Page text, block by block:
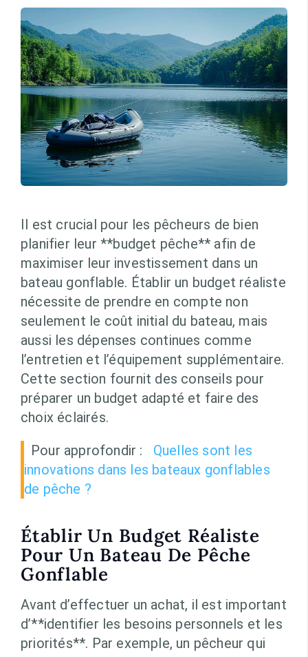
Il est crucial pour les pêcheurs de bien
planifier leur **budget pêche** afin de
maximiser leur investissement dans un
bateau gonflable. Établir un budget réaliste
nécessite de prendre en compte non
seulement le coût initial du bateau, mais
aussi les dépenses continues comme
l’entretien et l’équipement supplémentaire.
Cette section fournit des conseils pour
préparer un budget adapté et faire des
choix éclairés.
Pour approfondir :
Quelles sont les
innovations dans les bateaux gonflables
de pêche ?
Établir Un Budget Réaliste
Pour Un Bateau De Pêche
Gonflable
Avant d’effectuer un achat, il est important
d’**identifier les besoins personnels et les
priorités**. Par exemple, un pêcheur qui